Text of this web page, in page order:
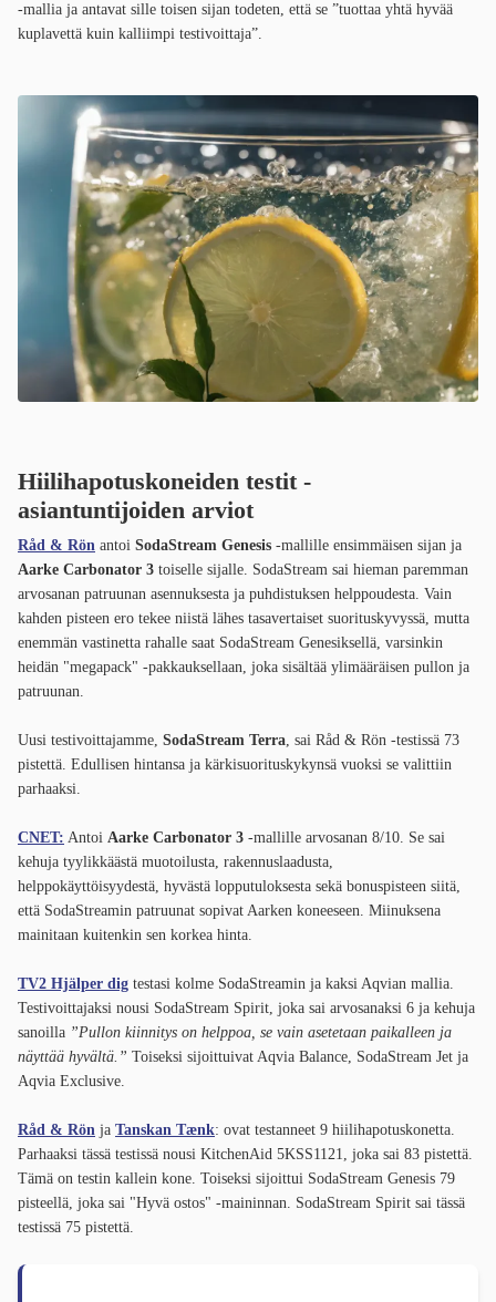
-mallia ja antavat sille toisen sijan todeten, että se ”tuottaa yhtä hyvää
kuplavettä kuin kalliimpi testivoittaja”.
Hiilihapotuskoneiden testit -
asiantuntijoiden arviot
Råd & Rön antoi SodaStream Genesis -mallille ensimmäisen sijan ja
Aarke Carbonator 3 toiselle sijalle. SodaStream sai hieman paremman
arvosanan patruunan asennuksesta ja puhdistuksen helppoudesta. Vain
kahden pisteen ero tekee niistä lähes tasavertaiset suorituskyvyssä, mutta
enemmän vastinetta rahalle saat SodaStream Genesiksellä, varsinkin
heidän "megapack" -pakkauksellaan, joka sisältää ylimääräisen pullon ja
patruunan.
Uusi testivoittajamme, SodaStream Terra, sai Råd & Rön -testissä 73
pistettä. Edullisen hintansa ja kärkisuorituskykynsä vuoksi se valittiin
parhaaksi.
CNET: Antoi Aarke Carbonator 3 -mallille arvosanan 8/10. Se sai
kehuja tyylikkäästä muotoilusta, rakennuslaadusta,
helppokäyttöisyydestä, hyvästä lopputuloksesta sekä bonuspisteen siitä,
että SodaStreamin patruunat sopivat Aarken koneeseen. Miinuksena
mainitaan kuitenkin sen korkea hinta.
TV2 Hjälper dig testasi kolme SodaStreamin ja kaksi Aqvian mallia.
Testivoittajaksi nousi SodaStream Spirit, joka sai arvosanaksi 6 ja kehuja
sanoilla ”Pullon kiinnitys on helppoa, se vain asetetaan paikalleen ja
näyttää hyvältä.” Toiseksi sijoittuivat Aqvia Balance, SodaStream Jet ja
Aqvia Exclusive.
Råd & Rön ja Tanskan Tænk: ovat testanneet 9 hiilihapotuskonetta.
Parhaaksi tässä testissä nousi KitchenAid 5KSS1121, joka sai 83 pistettä.
Tämä on testin kallein kone. Toiseksi sijoittui SodaStream Genesis 79
pisteellä, joka sai "Hyvä ostos" -maininnan. SodaStream Spirit sai tässä
testissä 75 pistettä.